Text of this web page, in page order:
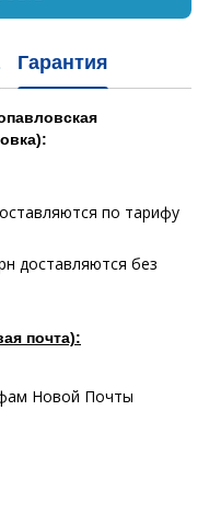
Гарантия
по тарифу
доставляются без
почта):
Новой Почты